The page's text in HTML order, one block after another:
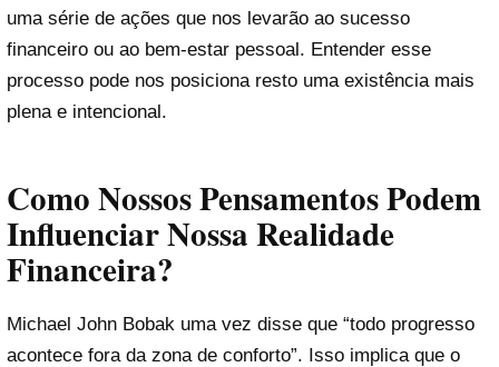
uma série de ações que nos levarão ao sucesso
financeiro ou ao bem-estar pessoal. Entender esse
processo pode nos posiciona resto uma existência mais
plena e intencional.
Como Nossos Pensamentos Podem
Influenciar Nossa Realidade
Financeira?
Michael John Bobak uma vez disse que “todo progresso
acontece fora da zona de conforto”. Isso implica que o